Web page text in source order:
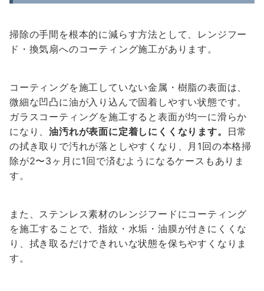
掃除の手間を根本的に減らす方法として、レンジフー
ド・換気扇へのコーティング施工があります。
コーティングを施工していない金属・樹脂の表面は、
微細な凹凸に油が入り込んで固着しやすい状態です。
ガラスコーティングを施工すると表面が均一に滑らか
になり、油汚れが表面に定着しにくくなります。
日常
の拭き取りで汚れが落としやすくなり、月1回の本格掃
除が2〜3ヶ月に1回で済むようになるケースもありま
す。
また、ステンレス素材のレンジフードにコーティング
を施工することで、指紋・水垢・油膜が付きにくくな
り、拭き取るだけできれいな状態を保ちやすくなりま
す。